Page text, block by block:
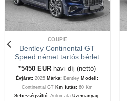
COUPE
Bentley Continental GT
Speed német tartós bérlet
*5450EUR havi díj (nettó)
Évjárat: 2025 Márka: Bentley Modell:
Continental GT Km futás:60 Km
Sebességváltó:Automata Üzemanyag: